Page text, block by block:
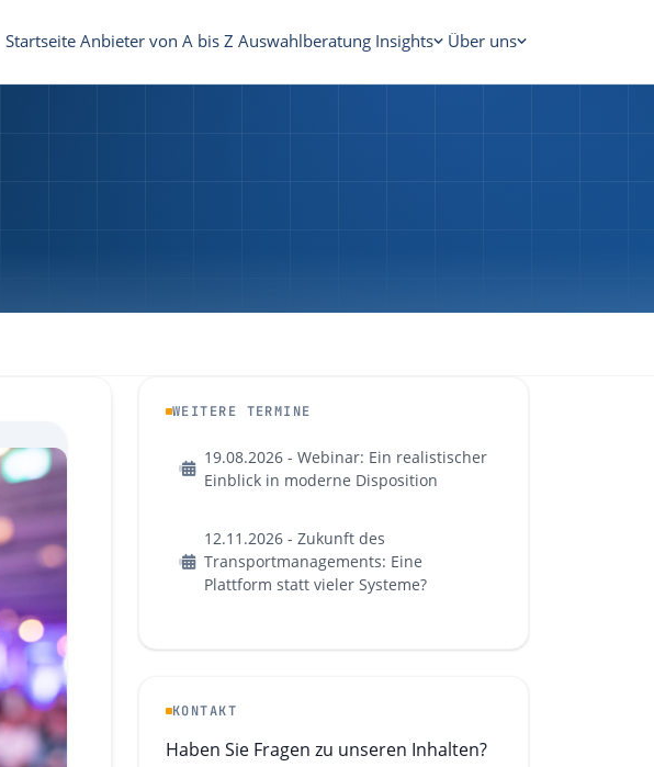
Startseite Anbieter von A bis Z Auswahlberatung Insights Über uns
WEITERE TERMINE
19.08.2026 - Webinar: Ein realistischer
Einblick in moderne Disposition
12.11.2026 - Zukunft des
Transportmanagements: Eine
Plattform statt vieler Systeme?
KONTAKT
Haben Sie Fragen zu unseren Inhalten?